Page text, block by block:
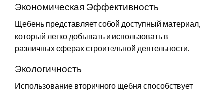
Экономическая Эффективность
Щебень представляет собой доступный материал,
который легко добывать и использовать в
различных сферах строительной деятельности.
Экологичность
Использование вторичного щебня способствует